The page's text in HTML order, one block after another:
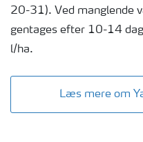
20-31). Ved manglende
gentages efter 10-14
l/ha.
Læs mere om